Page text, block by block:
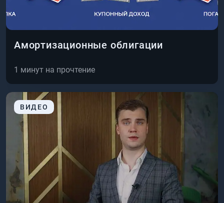
Амортизационные облигации
1 минут на прочтение
ВИДЕО